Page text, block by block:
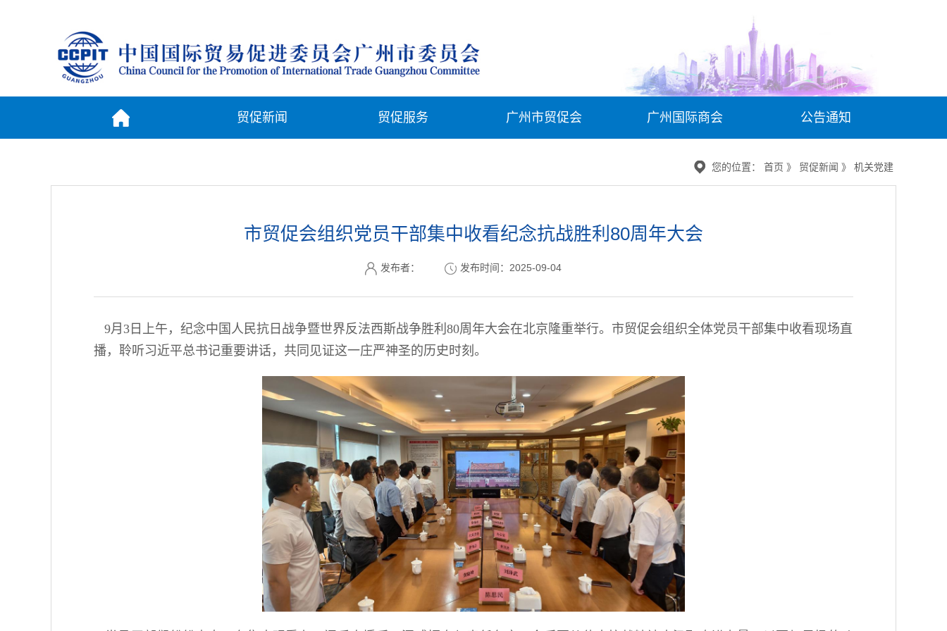
贸促新闻 贸促服务 广州市贸促会 广州国际商会 公告通知
您的位置： 首页 》 贸促新闻 》 机关党建
市贸促会组织党员干部集中收看纪念抗战胜利80周年大会
发布者： 发布时间：2025-09-04
9月3日上午，纪念中国人民抗日战争暨世界反法西斯战争胜利80周年大会在北京隆重举行。市贸促会组织全体党员干部集中收看现场直
播，聆听习近平总书记重要讲话，共同见证这一庄严神圣的历史时刻。